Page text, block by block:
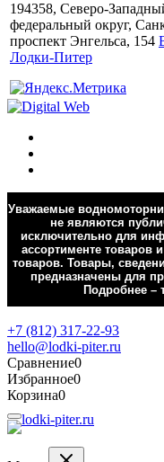
194358, Северо-
федеральный округ,
проспект Энгельса, 154
Лодки-Питер
Уважаемые
не являются
исключительно для
ассортименте товаров
товаров. Товары,
предназначены для
Подробнее –
+7 (812) 317-22-93
hello@lodki-piter.ru
Сравнение0
Избранное0
Корзина0